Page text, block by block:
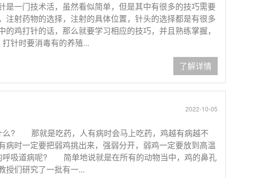
是一门技术活，虽然看似简单，但是其中有很多的技巧需要
注射药物的选择，注射的具体位置，针头的选择都是有很多
鸡打针的话，那么就要学习相应的技巧，并且熟练掌握，
针时要消毒有的养殖...
了解详情
2022-10-05
么? 那就是吃药，人有病时会马上吃药，鸡越有病越不
病时一定要把弱鸡挑出来，强弱分开，弱鸡一定要放到高温
呼吸道病呢? 简单地说就是在所有的动物当中，鸡的鼻孔
授们研究了一批有一...